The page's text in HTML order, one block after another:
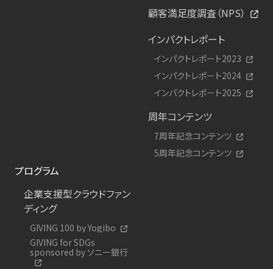
顧客満足度調査（NPS）
インパクトレポート
インパクトレポート2023
インパクトレポート2024
インパクトレポート2025
周年コンテンツ
7周年記念コンテンツ
5周年記念コンテンツ
プログラム
企業支援型クラウドファン
ディング
GIVING 100 by Yogibo
GIVING for SDGs
sponsored by ソニー銀行